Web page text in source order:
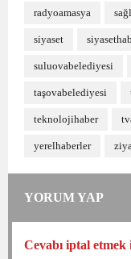
radyoamasya
siyaset
suluovabelediyesi
taşovabelediyesi
teknolojihaber
yerelhaberler
YORUM YAP
Cevabı iptal etmek